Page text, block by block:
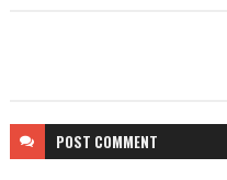
POST COMMENT